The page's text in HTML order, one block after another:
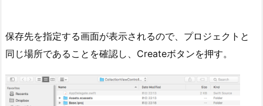
保存先を指定する画面が表示されるので、プロジェクトと
同じ場所であることを確認し、Createボタンを押す。